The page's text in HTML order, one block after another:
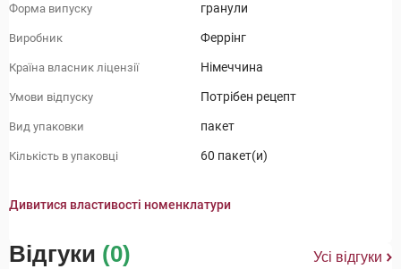
Форма випуску гранули
Виробник Феррінг
Країна власник ліцензії Німеччина
Умови відпуску Потрібен рецепт
Вид упаковки пакет
Кількість в упаковці 60 пакет(и)
Дивитися властивості номенклатури
Відгуки (0) Усі відгуки